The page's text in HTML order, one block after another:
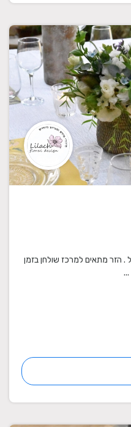
הזר מתאים למרכז שולחן בזמן